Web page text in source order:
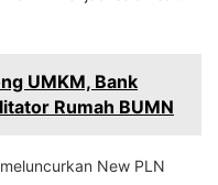
UMKM, Bank
Rumah BUMN
New PLN